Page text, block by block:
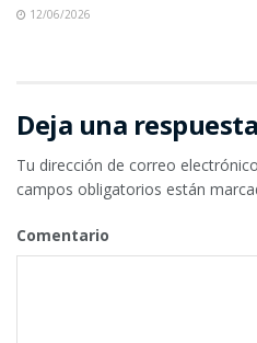
12/06/2026
Deja una respuesta
Tu dirección de correo
campos obligatorios están
Comentario